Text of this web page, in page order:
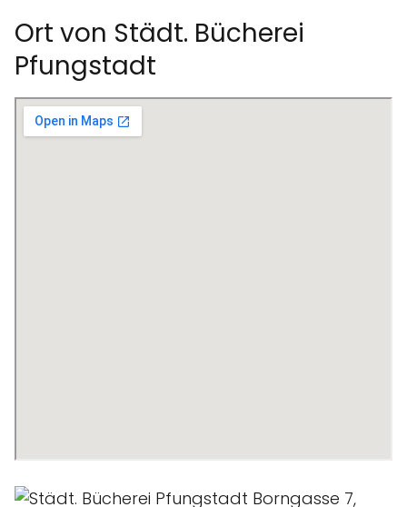
Ort von Städt. Bücherei
Pfungstadt